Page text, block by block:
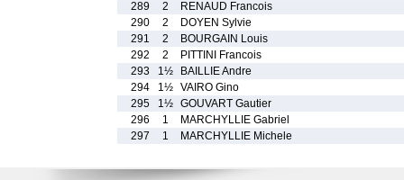
289
2
RENAUD Francois
290
2
DOYEN Sylvie
291
2
BOURGAIN Louis
292
2
PITTINI Francois
293
1½
BAILLIE Andre
294
1½
VAIRO Gino
295
1½
GOUVART Gautier
296
1
MARCHYLLIE Gabriel
297
1 MARCHYLLIE Michele